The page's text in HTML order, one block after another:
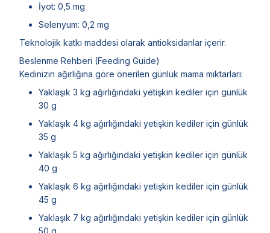
İyot: 0,5 mg
Selenyum: 0,2 mg
Teknolojik katkı maddesi olarak antioksidanlar içerir.
Beslenme Rehberi (Feeding Guide)
Kedinizin ağırlığına göre önerilen günlük mama miktarları:
Yaklaşık 3 kg ağırlığındaki yetişkin kediler için günlük
30 g
Yaklaşık 4 kg ağırlığındaki yetişkin kediler için günlük
35 g
Yaklaşık 5 kg ağırlığındaki yetişkin kediler için günlük
40 g
Yaklaşık 6 kg ağırlığındaki yetişkin kediler için günlük
45 g
Yaklaşık 7 kg ağırlığındaki yetişkin kediler için günlük
50 g